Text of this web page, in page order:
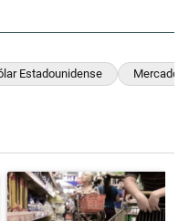
Estadounidense Mercado
"García Cuerva
Un artículo de tendencia con